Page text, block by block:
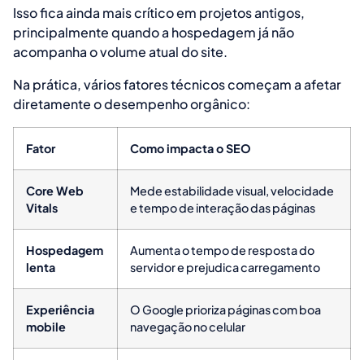
Isso fica ainda mais crítico em projetos antigos,
principalmente quando a hospedagem já não
acompanha o volume atual do site.
Na prática, vários fatores técnicos começam a afetar
diretamente o desempenho orgânico:
Fator Como impacta o SEO
Core Web
Vitals
Mede estabilidade visual, velocidade
e tempo de interação das páginas
Hospedagem
lenta
Aumenta o tempo de resposta do
servidor e prejudica carregamento
Experiência
mobile
O Google prioriza páginas com boa
navegação no celular